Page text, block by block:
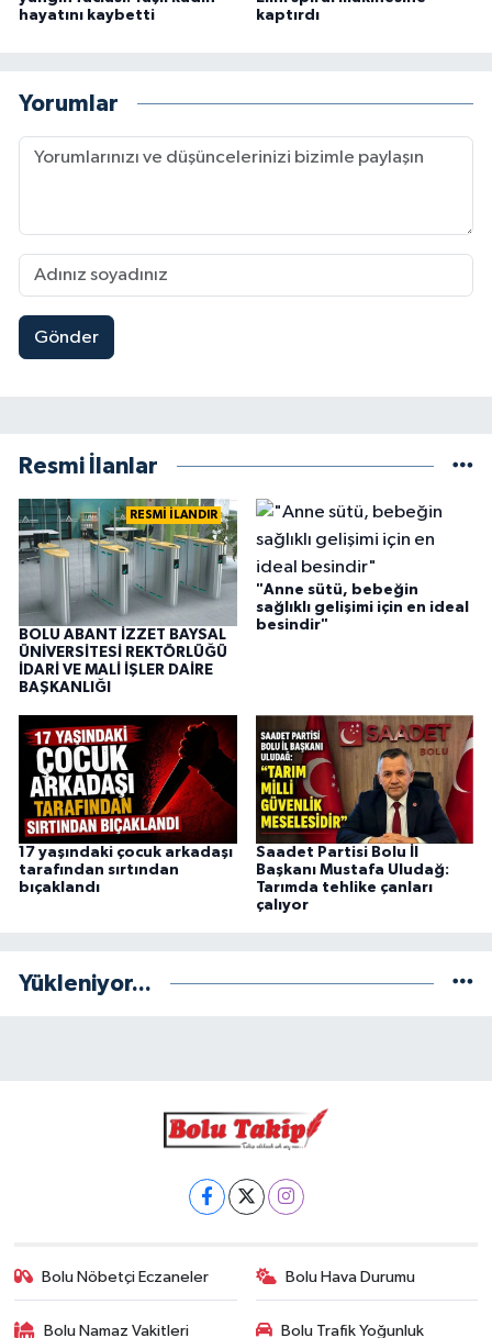
hayatını kaybetti
kaptırdı
Yorumlar
Gönder
Resmi İlanlar
RESMİ İLANDIR
BOLU ABANT İZZET BAYSAL
ÜNİVERSİTESİ REKTÖRLÜĞÜ
İDARİ VE MALİ İŞLER DAİRE
BAŞKANLIĞI
"Anne sütü, bebeğin
sağlıklı gelişimi için en ideal
besindir"
17 yaşındaki çocuk arkadaşı
tarafından sırtından
bıçaklandı
Saadet Partisi Bolu İl
Başkanı Mustafa Uludağ:
Tarımda tehlike çanları
çalıyor
Yükleniyor...
Bolu Nöbetçi Eczaneler Bolu Hava Durumu
Bolu Namaz Vakitleri
Bolu Trafik Yoğunluk